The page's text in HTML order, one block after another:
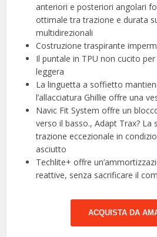
anteriori e posteriori angolari
ottimale tra trazione e durata
multidirezionali
Costruzione traspirante
Il puntale in TPU non cucito
leggera
La linguetta a soffietto
l’allacciatura Ghillie offre una
Navic Fit System offre un
verso il basso., Adapt Trax? La
trazione eccezionale in
asciutto
Techlite+ offre
reattive, senza sacrificare il
ACQUISTA DA